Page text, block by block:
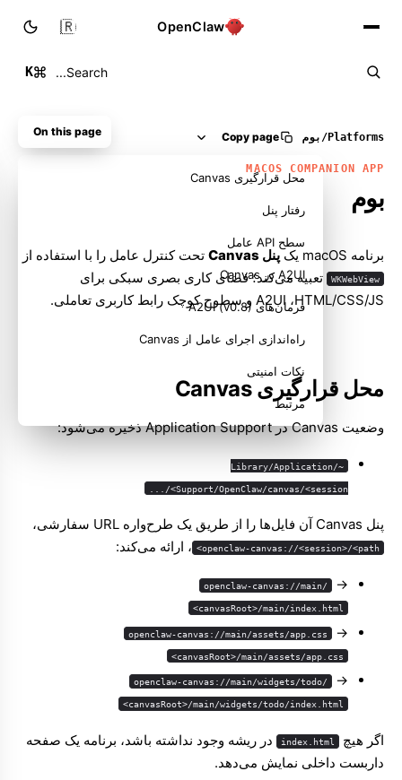
OpenClaw
Search...
K
🇮🇷
Platforms
/ بوم Copy page
MACOS COMPANION APP
بوم
برنامه macOS یک پنل Canvas تحت کنترل عامل را با استفاده از
WKWebView تعبیه می‌کند؛ فضای کاری بصری سبکی برای
HTML/CSS/JS،‏ A2UI و سطوح کوچک رابط کاربری تعاملی.
محل قرارگیری Canvas
وضعیت Canvas در Application Support ذخیره می‌شود:
~/Library/Application
Support/OpenClaw/canvas/<session>/...
پنل Canvas آن فایل‌ها را از طریق یک طرح‌واره URL سفارشی،
openclaw-canvas://<session>/<path> ، ارائه می‌کند:
openclaw-canvas://main/ ->
<canvasRoot>/main/index.html
openclaw-canvas://main/assets/app.css ->
<canvasRoot>/main/assets/app.css
openclaw-canvas://main/widgets/todo/ ->
<canvasRoot>/main/widgets/todo/index.html
اگر هیچ index.html در ریشه وجود نداشته باشد، برنامه یک صفحه
داربست داخلی نمایش می‌دهد.
On this page
محل قرارگیری Canvas
رفتار پنل
سطح API عامل
A2UI در Canvas
فرمان‌های A2UI (v0.8)
راه‌اندازی اجرای عامل از Canvas
نکات امنیتی
مرتبط